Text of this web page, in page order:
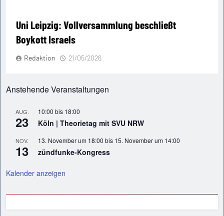
Uni Leipzig: Vollversammlung beschließt
Boykott Israels
Redaktion 21/05/2026
Anstehende Veranstaltungen
AUG.
23
10:00 bis 18:00
Köln | Theorietag mit SVU NRW
NOV.
13
13. November um 18:00 bis 15. November um 14:00
zündfunke-Kongress
Kalender anzeigen